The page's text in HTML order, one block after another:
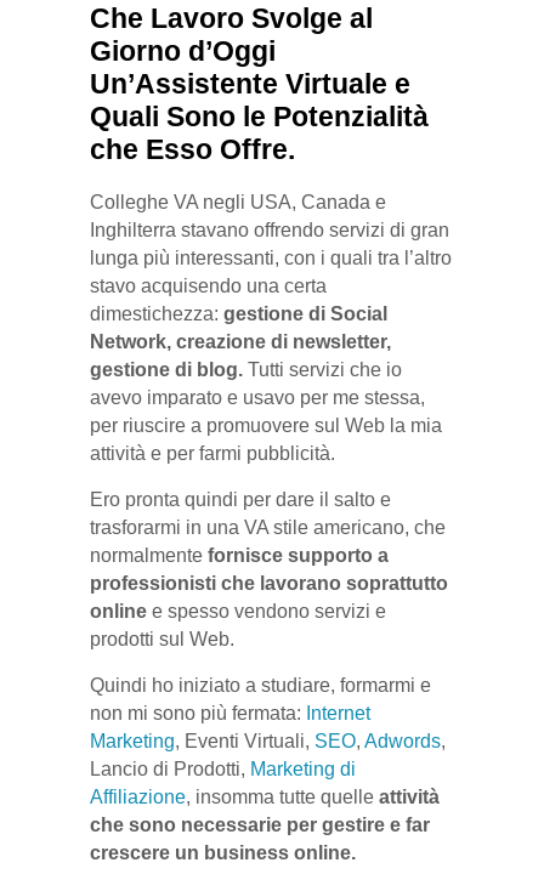
Che Lavoro Svolge al
Giorno d’Oggi
Un’Assistente Virtuale e
Quali Sono le Potenzialità
che Esso Offre.
Colleghe VA negli USA, Canada e
Inghilterra stavano offrendo servizi di gran
lunga più interessanti, con i quali tra l’altro
stavo acquisendo una certa
dimestichezza: gestione di Social
Network, creazione di newsletter,
gestione di blog. Tutti servizi che io
avevo imparato e usavo per me stessa,
per riuscire a promuovere sul Web la mia
attività e per farmi pubblicità.
Ero pronta quindi per dare il salto e
trasforarmi in una VA stile americano, che
normalmente fornisce supporto a
professionisti che lavorano soprattutto
online e spesso vendono servizi e
prodotti sul Web.
Quindi ho iniziato a studiare, formarmi e
non mi sono più fermata: Internet
Marketing, Eventi Virtuali, SEO, Adwords,
Lancio di Prodotti, Marketing di
Affiliazione, insomma tutte quelle attività
che sono necessarie per gestire e far
crescere un business online.